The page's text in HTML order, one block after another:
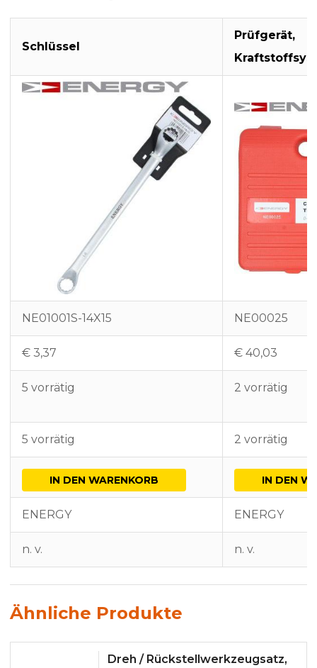
Schlüssel
Prüfgerät,
NE01001S-14X15 NE00025
€ 3,37 € 40,03
5 vorrätig 2 vorrätig
5 vorrätig 2 vorrätig
IN DEN WARENKORB IN DEN
ENERGY ENERGY
n. v. n. v.
Ähnliche Produkte
Dreh / Rückstellwerkzeugsatz,